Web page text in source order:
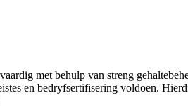
met behulp van streng
en bedryfsertifisering voldoen.